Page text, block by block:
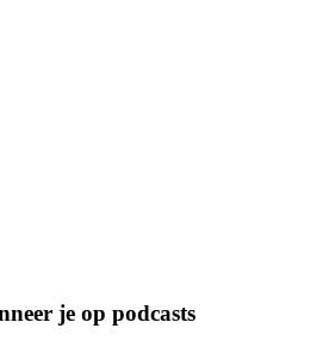
je op podcasts